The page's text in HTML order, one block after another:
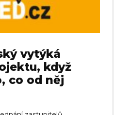
vytýká
když
co od něj